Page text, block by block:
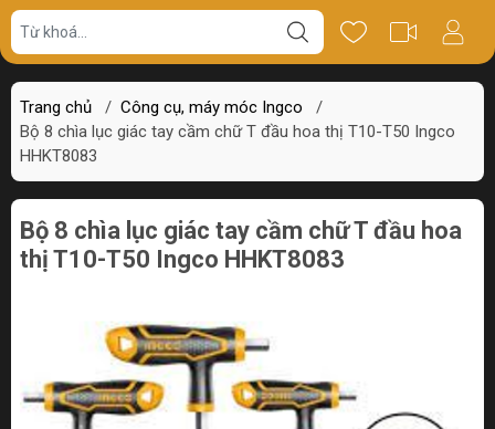
Trang chủ / Công cụ, máy móc Ingco
/
Bộ 8 chìa lục giác tay cầm chữ T đầu hoa thị T10-T50 Ingco
HHKT8083
Giá bán Thông số Review
Bộ 8 chìa lục giác tay cầm chữ T đầu hoa
thị T10-T50 Ingco HHKT8083